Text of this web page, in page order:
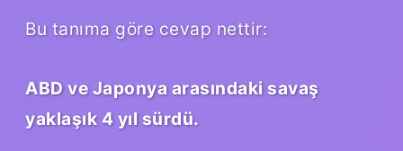
Bu tanıma göre cevap nettir:
ABD ve Japonya arasındaki savaş
yaklaşık 4 yıl sürdü.